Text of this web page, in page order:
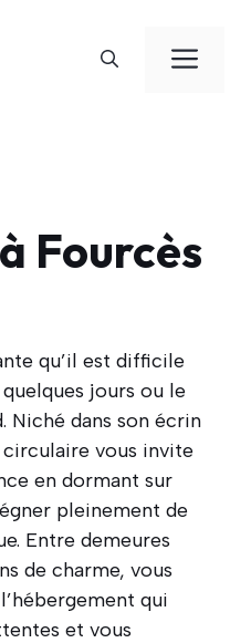
Fourcès
qu’il est difficile
jours ou le
Niché dans son écrin
vous invite
en dormant sur
pleinement de
Entre demeures
de charme, vous
qui
et vous